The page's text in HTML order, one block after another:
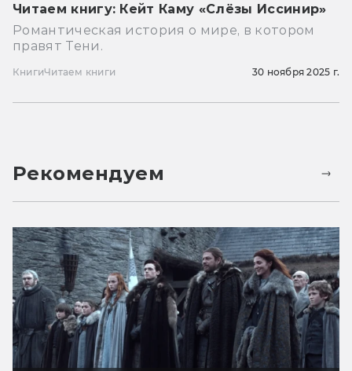
Читаем книгу: Кейт Каму «Слёзы Иссинир»
Романтическая история о мире, в котором
правят Тени.
КнигиЧитаем книги 30 ноября 2025 г.
Рекомендуем